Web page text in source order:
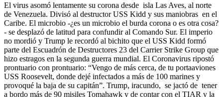
El virus asomó lentamente su corona desde isla Las Aves, al norte
de Venezuela. Divisó al destructor USS Kidd y sus maniobras en el
Caribe. El microbio -¿es un microbio el burda corona o es otra cosa?
- se desplazó de latitud para confundir al Comando Sur. El imperio
no mordió y Trump le recordó al bichito que el USS Kidd formó
parte del Escuadrón de Destructores 23 del Carrier Strike Group que
hizo estragos en la segunda guerra mundial. El Coronavirus ripostó
prontuario con prontuario: “Vengo de más cerca, de tu portaaviones
USS Roosevelt, donde dejé infectados a más de 100 marines y
provoqué la baja de su capitán”. Trump, iracundo, se jactó de tener
a bordo más de 90 misiles Tomahawk y de contar con el TIAR y la